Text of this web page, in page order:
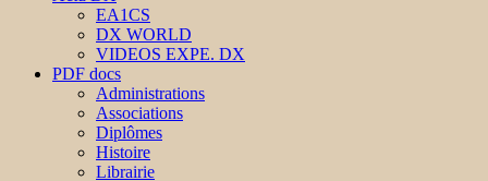
EA1CS
DX WORLD
VIDEOS EXPE. DX
PDF docs
Administrations
Associations
Diplômes
Histoire
Librairie